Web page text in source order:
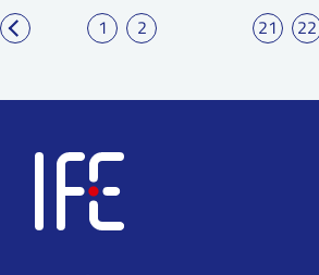
1 2 21 22